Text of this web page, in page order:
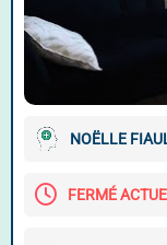
NOËLLE
FERMÉ